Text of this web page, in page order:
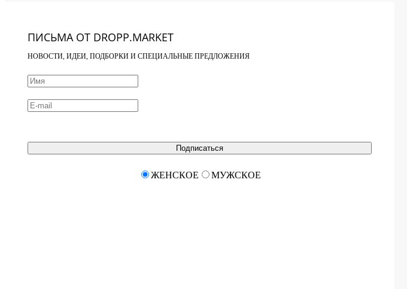
ПИСЬМА ОТ DROPP.MARKET
НОВОСТИ, ИДЕИ, ПОДБОРКИ И СПЕЦИАЛЬНЫЕ ПРЕДЛОЖЕНИЯ
Подписаться
ЖЕНСКОЕ МУЖСКОЕ